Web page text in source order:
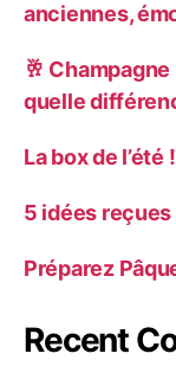
anciennes,
🥂
quelle
La box de l’été !
5 idées reçues
Préparez
Recent